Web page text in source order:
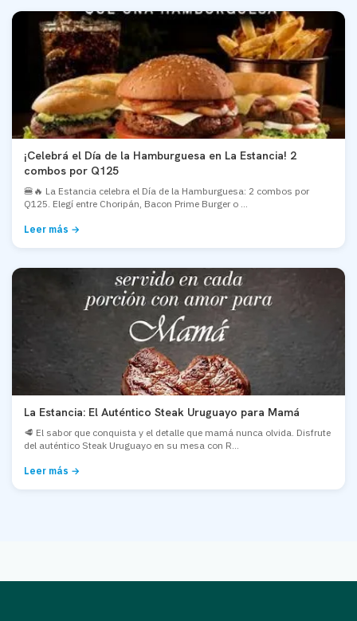
¡Celebrá el Día de la Hamburguesa en La Estancia! 2
combos por Q125
🍔🔥 La Estancia celebra el Día de la Hamburguesa: 2 combos por
Q125. Elegí entre Choripán, Bacon Prime Burger o ...
Leer más →
La Estancia: El Auténtico Steak Uruguayo para Mamá
🥩 El sabor que conquista y el detalle que mamá nunca olvida. Disfrute
del auténtico Steak Uruguayo en su mesa con R...
Leer más →